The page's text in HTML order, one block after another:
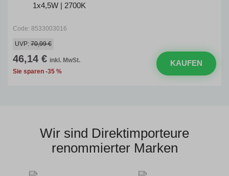
1x4,5W | 2700K
Code: 8533003016
UVP: 70,99 €
46,14 € inkl. MwSt.
Sie sparen -35 %
KAUFEN
Wir sind Direktimporteure
renommierter Marken